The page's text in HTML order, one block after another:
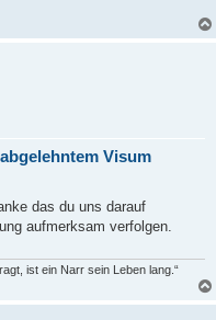
Visum
das du uns darauf
aufmerksam verfolgen.
ist ein Narr sein Leben lang.“